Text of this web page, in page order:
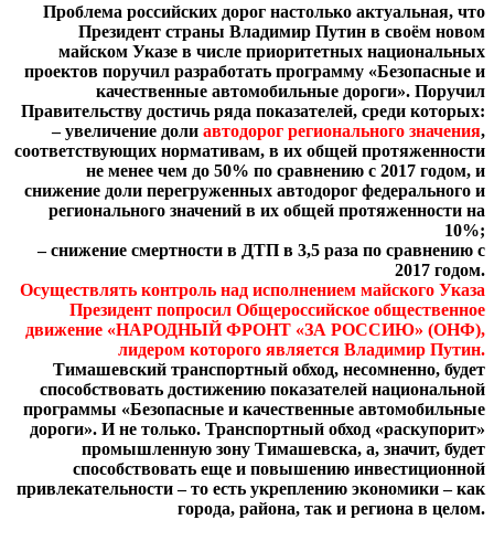
Проблема российских дорог настолько актуальная, что
Президент страны Владимир Путин в своём новом
майском Указе в числе приоритетных национальных
проектов поручил разработать программу «Безопасные и
качественные автомобильные дороги». Поручил
Правительству достичь ряда показателей, среди которых:
– увеличение доли автодорог регионального значения,
соответствующих нормативам, в их общей протяженности
не менее чем до 50% по сравнению с 2017 годом, и
снижение доли перегруженных автодорог федерального и
регионального значений в их общей протяженности на
10%;
– снижение смертности в ДТП в 3,5 раза по сравнению с
2017 годом.
Осуществлять контроль над исполнением майского Указа
Президент попросил Общероссийское общественное
движение «НАРОДНЫЙ ФРОНТ «ЗА РОССИЮ» (ОНФ),
лидером которого является Владимир Путин.
Тимашевский транспортный обход, несомненно, будет
способствовать достижению показателей национальной
программы «Безопасные и качественные автомобильные
дороги». И не только. Транспортный обход «раскупорит»
промышленную зону Тимашевска, а, значит, будет
способствовать еще и повышению инвестиционной
привлекательности – то есть укреплению экономики – как
города, района, так и региона в целом.